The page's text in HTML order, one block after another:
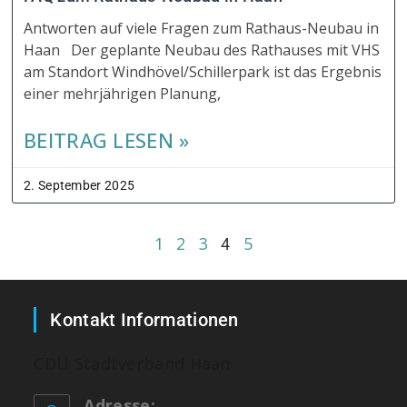
Antworten auf viele Fragen zum Rathaus-Neubau in
Haan Der geplante Neubau des Rathauses mit VHS
am Standort Windhövel/Schillerpark ist das Ergebnis
einer mehrjährigen Planung,
BEITRAG LESEN »
2. September 2025
1 2 3 4 5
Kontakt Informationen